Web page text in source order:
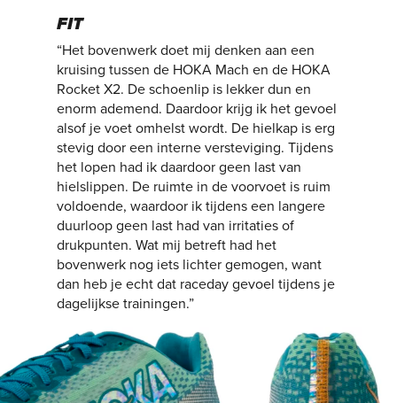
FIT
“Het bovenwerk doet mij denken aan een
kruising tussen de HOKA Mach en de HOKA
Rocket X2. De schoenlip is lekker dun en
enorm ademend. Daardoor krijg ik het gevoel
alsof je voet omhelst wordt. De hielkap is erg
stevig door een interne versteviging. Tijdens
het lopen had ik daardoor geen last van
hielslippen. De ruimte in de voorvoet is ruim
voldoende, waardoor ik tijdens een langere
duurloop geen last had van irritaties of
drukpunten. Wat mij betreft had het
bovenwerk nog iets lichter gemogen, want
dan heb je echt dat raceday gevoel tijdens je
dagelijkse trainingen.”